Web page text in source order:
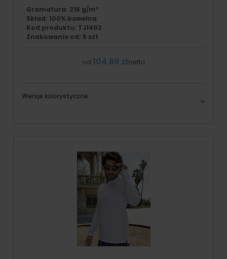
Gramatura: 215 g/m²
Skład: 100% bawełna
Kod produktu: TJ1402
Znakowanie od: 5 szt
od:104,89 złnetto
Wersje kolorystyczne